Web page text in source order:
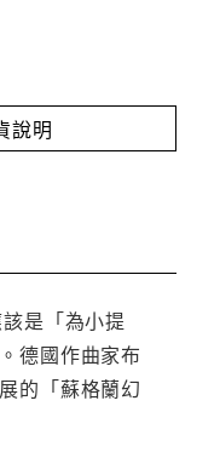
說明
是「為小提
德國作曲家布
的「蘇格蘭幻